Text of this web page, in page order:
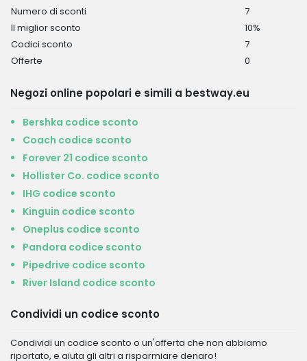
Numero di sconti
7
Il miglior sconto
10%
Codici sconto
7
Offerte
0
Negozi online popolari e simili a bestway.eu
Bershka codice sconto
Coach codice sconto
Forever 21 codice sconto
Hollister Co. codice sconto
IHG codice sconto
Kinguin codice sconto
Oneplus codice sconto
Pandora codice sconto
Pipedrive codice sconto
River Island codice sconto
Condividi un codice sconto
Condividi un codice sconto o un'offerta che non abbiamo
riportato, e aiuta gli altri a risparmiare denaro!